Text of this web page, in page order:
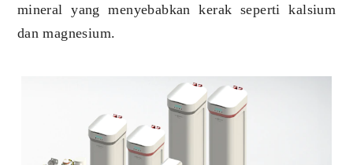
mineral yang menyebabkan kerak seperti kalsium
dan magnesium.